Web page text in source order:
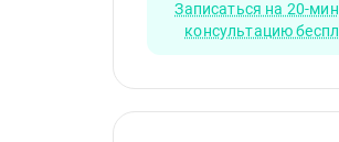
Записаться на 20-
консультацию